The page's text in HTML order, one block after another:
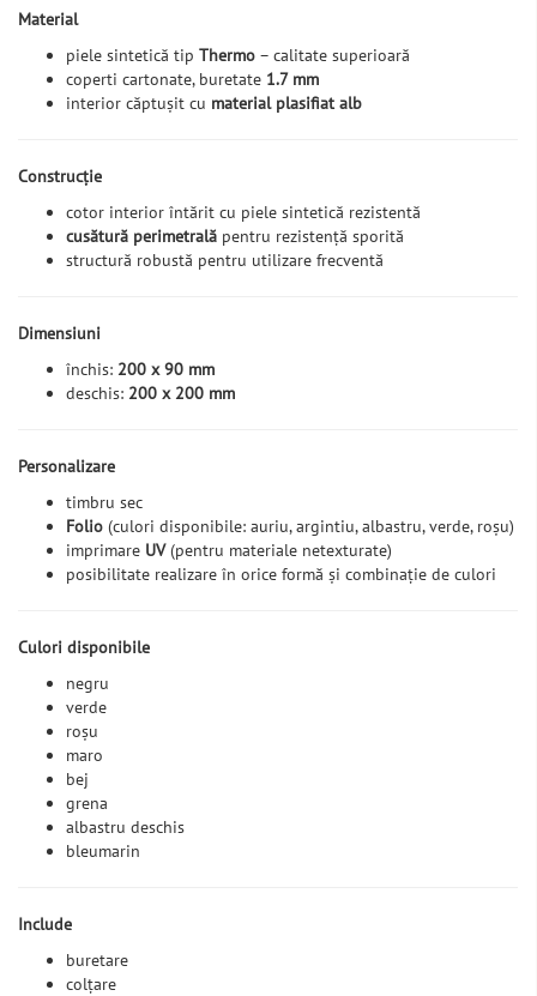
Material
piele sintetică tip Thermo – calitate superioară
coperti cartonate, buretate 1.7 mm
interior căptușit cu material plasifiat alb
Construcție
cotor interior întărit cu piele sintetică rezistentă
cusătură perimetrală pentru rezistență sporită
structură robustă pentru utilizare frecventă
Dimensiuni
închis: 200 x 90 mm
deschis: 200 x 200 mm
Personalizare
timbru sec
Folio (culori disponibile: auriu, argintiu, albastru, verde, roșu)
imprimare UV(pentru materiale netexturate)
posibilitate realizare în orice formă și combinație de culori
Culori disponibile
negru
verde
roșu
maro
bej
grena
albastru deschis
bleumarin
Include
buretare
colțare